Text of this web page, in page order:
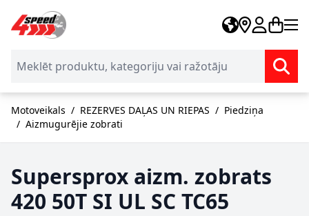
Skip to Content
Motoveikals / REZERVES DAĻAS UN RIEPAS / Piedziņa
/ Aizmugurējie zobrati
Supersprox aizm. zobrats
420 50T SI UL SC TC65